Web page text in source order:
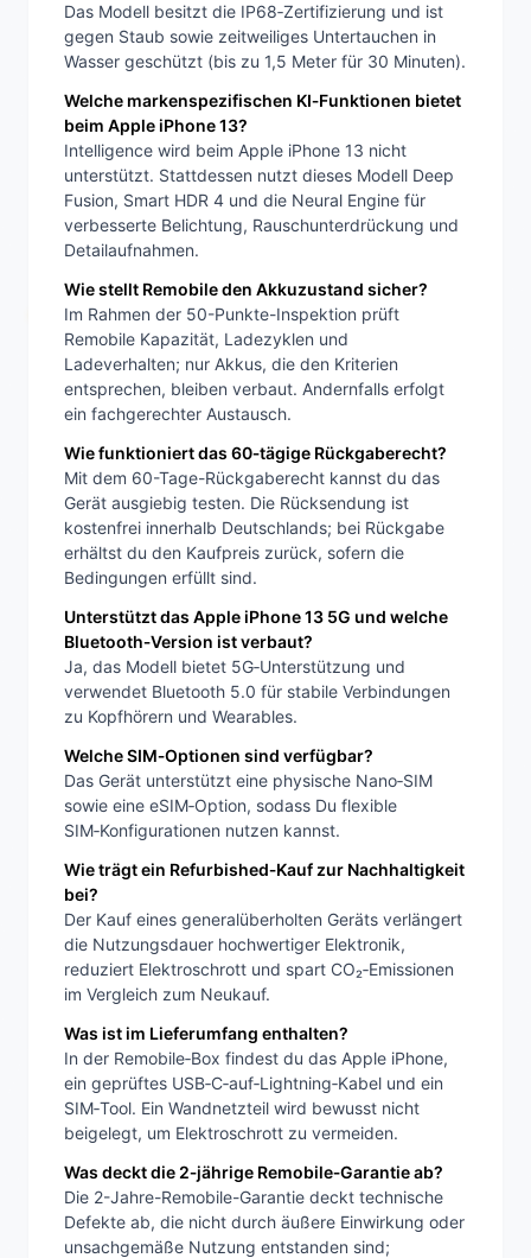
Das Modell besitzt die IP68‑Zertifizierung und ist
gegen Staub sowie zeitweiliges Untertauchen in
Wasser geschützt (bis zu 1,5 Meter für 30 Minuten).
Welche markenspezifischen KI‑Funktionen bietet
beim Apple iPhone 13?
Intelligence wird beim Apple iPhone 13 nicht
unterstützt. Stattdessen nutzt dieses Modell Deep
Fusion, Smart HDR 4 und die Neural Engine für
verbesserte Belichtung, Rauschunterdrückung und
Detailaufnahmen.
Wie stellt Remobile den Akkuzustand sicher?
Im Rahmen der 50-Punkte-Inspektion prüft
Remobile Kapazität, Ladezyklen und
Ladeverhalten; nur Akkus, die den Kriterien
entsprechen, bleiben verbaut. Andernfalls erfolgt
ein fachgerechter Austausch.
Wie funktioniert das 60‑tägige Rückgaberecht?
Mit dem 60-Tage-Rückgaberecht kannst du das
Gerät ausgiebig testen. Die Rücksendung ist
kostenfrei innerhalb Deutschlands; bei Rückgabe
erhältst du den Kaufpreis zurück, sofern die
Bedingungen erfüllt sind.
Unterstützt das Apple iPhone 13 5G und welche
Bluetooth‑Version ist verbaut?
Ja, das Modell bietet 5G‑Unterstützung und
verwendet Bluetooth 5.0 für stabile Verbindungen
zu Kopfhörern und Wearables.
Welche SIM‑Optionen sind verfügbar?
Das Gerät unterstützt eine physische Nano‑SIM
sowie eine eSIM‑Option, sodass Du flexible
SIM‑Konfigurationen nutzen kannst.
Wie trägt ein Refurbished‑Kauf zur Nachhaltigkeit
bei?
Der Kauf eines generalüberholten Geräts verlängert
die Nutzungsdauer hochwertiger Elektronik,
reduziert Elektroschrott und spart CO₂‑Emissionen
im Vergleich zum Neukauf.
Was ist im Lieferumfang enthalten?
In der Remobile‑Box findest du das Apple iPhone,
ein geprüftes USB‑C‑auf‑Lightning‑Kabel und ein
SIM‑Tool. Ein Wandnetzteil wird bewusst nicht
beigelegt, um Elektroschrott zu vermeiden.
Was deckt die 2‑jährige Remobile‑Garantie ab?
Die 2-Jahre-Remobile-Garantie deckt technische
Defekte ab, die nicht durch äußere Einwirkung oder
unsachgemäße Nutzung entstanden sind;